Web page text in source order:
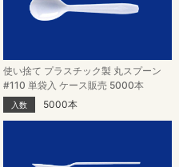
使い捨て プラスチック製 丸スプーン
#110 単袋入 ケース販売 5000本
入数 5000本